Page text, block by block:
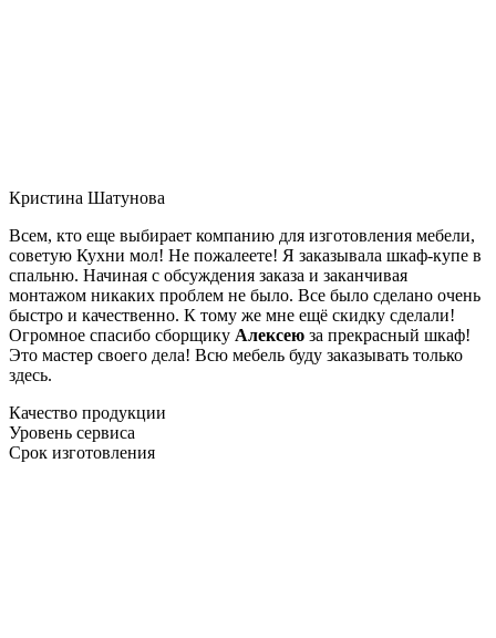
Кристина Шатунова
Всем, кто еще выбирает компанию для изготовления мебели,
советую Кухни мол! Не пожалеете! Я заказывала шкаф-купе в
спальню. Начиная с обсуждения заказа и заканчивая
монтажом никаких проблем не было. Все было сделано очень
быстро и качественно. К тому же мне ещё скидку сделали!
Огромное спасибо сборщику Алексею за прекрасный шкаф!
Это мастер своего дела! Всю мебель буду заказывать только
здесь.
Качество продукции
Уровень сервиса
Срок изготовления